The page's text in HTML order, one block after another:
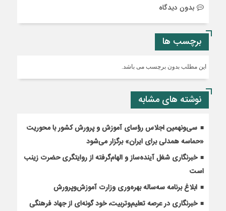
بدون دیدگاه
برچسب ها
این مطلب بدون برچسب می باشد.
نوشته های مشابه
سی‌ونهمین اجلاس رؤسای آموزش و پرورش کشور با محوریت
«حماسه همدلی برای ایران» برگزار می‌شود
خبرنگاری شغل آینده‌ساز و الهام‌گرفته از روایتگری حضرت زینب
است
ابلاغ برنامه سه‌ساله بهره‌وری وزارت آموزش‌وپرورش
خبرنگاری در عرصه تعلیم‌وتربیت، خود گونه‌ای از جهاد فرهنگی